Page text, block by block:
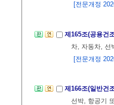
[전문개정
제165조(공용건
차, 자동차, 선
[전문개정
제166조(일반건
선박, 항공기